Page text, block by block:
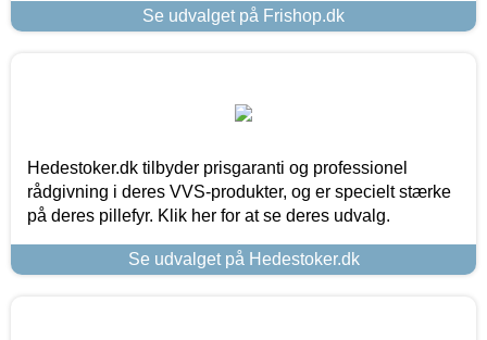
Se udvalget på Frishop.dk
Hedestoker.dk tilbyder prisgaranti og professionel
rådgivning i deres VVS-produkter, og er specielt stærke
på deres pillefyr. Klik her for at se deres udvalg.
Se udvalget på Hedestoker.dk